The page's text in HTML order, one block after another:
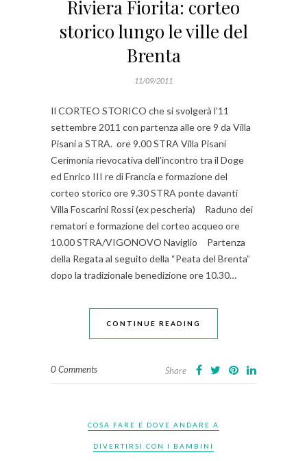
Riviera Fiorita: corteo
storico lungo le ville del
Brenta
11/09/2011
Il CORTEO STORICO che si svolgerà l’11
settembre 2011 con partenza alle ore 9 da Villa
Pisani a STRA. ore 9.00 STRA Villa Pisani
Cerimonia rievocativa dell’incontro tra il Doge
ed Enrico III re di Francia e formazione del
corteo storico ore 9.30 STRA ponte davanti
Villa Foscarini Rossi (ex pescheria) Raduno dei
rematori e formazione del corteo acqueo ore
10.00 STRA/VIGONOVO Naviglio Partenza
della Regata al seguito della “Peata del Brenta”
dopo la tradizionale benedizione ore 10.30…
CONTINUE READING
0 Comments Share
COSA FARE E DOVE ANDARE A
DIVERTIRSI CON I BAMBINI